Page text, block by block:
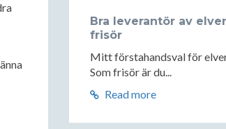
Bra leverantör av
frisör
Mitt förstahandsval för
Som frisör är du...
Read more